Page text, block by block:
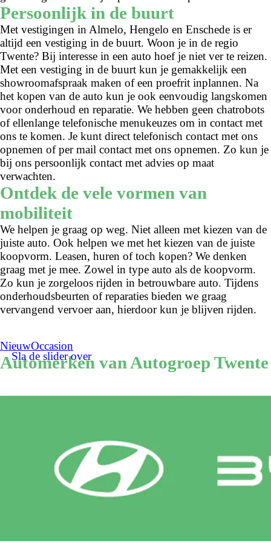
Persoonlijk in de buurt
Met vestigingen in Almelo, Hengelo en Enschede is er
altijd een vestiging in de buurt. Woon je in de regio
Twente? Bij interesse in een auto hoef je niet ver te reizen.
Met een vestiging in de buurt kun je gemakkelijk een
showroomafspraak maken of een proefrit inplannen. Na
het kopen van de auto kun je ook eenvoudig langskomen
voor onderhoud en reparatie. We hebben geen chatrobots
of ellenlange telefonische menukeuzes om in contact met
ons te komen. Je kunt direct telefonisch contact met ons
opnemen of per mail contact met ons opnemen. Zo kun je
bij ons persoonlijk contact met advies op maat
verwachten.
Ontdek de vele vormen van
mobiliteit
We helpen je graag op weg. Niet alleen met kiezen van de
juiste auto. Ook helpen we met het kiezen van de juiste
koopvorm. Leasen, huren of toch kopen? We denken
graag met je mee. Zowel in type auto als de koopvorm.
Zo kun je zorgeloos rijden in betrouwbare auto. Tijdens
onderhoudsbeurten of reparaties bieden we graag
vervangend vervoer aan, hierdoor kun je blijven rijden.
NieuwOccasion
Automerken van Autogroep Twente
Sla de slider over